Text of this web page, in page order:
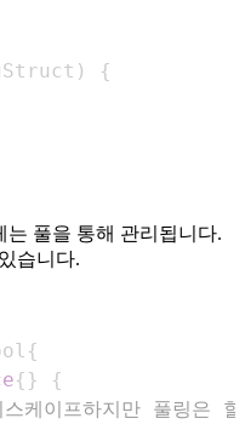
)
{
는 풀을 통해 관리됩니다.
습니다.
{
{ }
{
케이프하지만 풀링은